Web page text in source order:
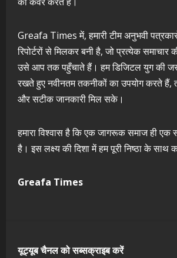
Greafa Times में, हमारी टीम अनुभवी
रिपोर्टरों से मिलकर बनी है, जो प्रत्येक
उसे आप तक पहुँचाते हैं। हम डिजिटल युग की
रखते हुए नवीनतम तकनीकों का उपयोग करते हैं,
और सटीक जानकारी मिल सके।
हमारा विश्वास है कि एक जागरूक समाज ही एक
है। इस लक्ष्य की दिशा में हम पूरी निष्ठा के साथ
Greafa Times
यूट्यूब चैनल को सब्सक्राइब करें